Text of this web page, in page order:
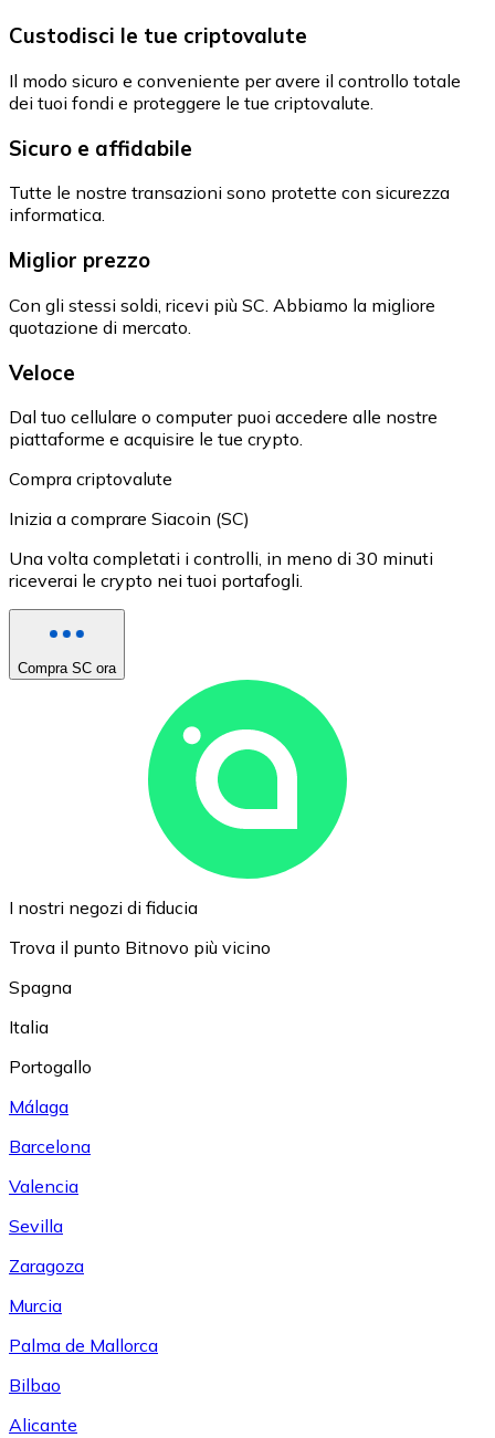
Custodisci le tue criptovalute
Il modo sicuro e conveniente per avere il controllo totale
dei tuoi fondi e proteggere le tue criptovalute.
Sicuro e affidabile
Tutte le nostre transazioni sono protette con sicurezza
informatica.
Miglior prezzo
Con gli stessi soldi, ricevi più SC. Abbiamo la migliore
quotazione di mercato.
Veloce
Dal tuo cellulare o computer puoi accedere alle nostre
piattaforme e acquisire le tue crypto.
Compra criptovalute
Inizia a comprare Siacoin (SC)
Una volta completati i controlli, in meno di 30 minuti
riceverai le crypto nei tuoi portafogli.
Compra SC ora
I nostri negozi di fiducia
Trova il punto Bitnovo più vicino
Spagna
Italia
Portogallo
Málaga
Barcelona
Valencia
Sevilla
Zaragoza
Murcia
Palma de Mallorca
Bilbao
Alicante